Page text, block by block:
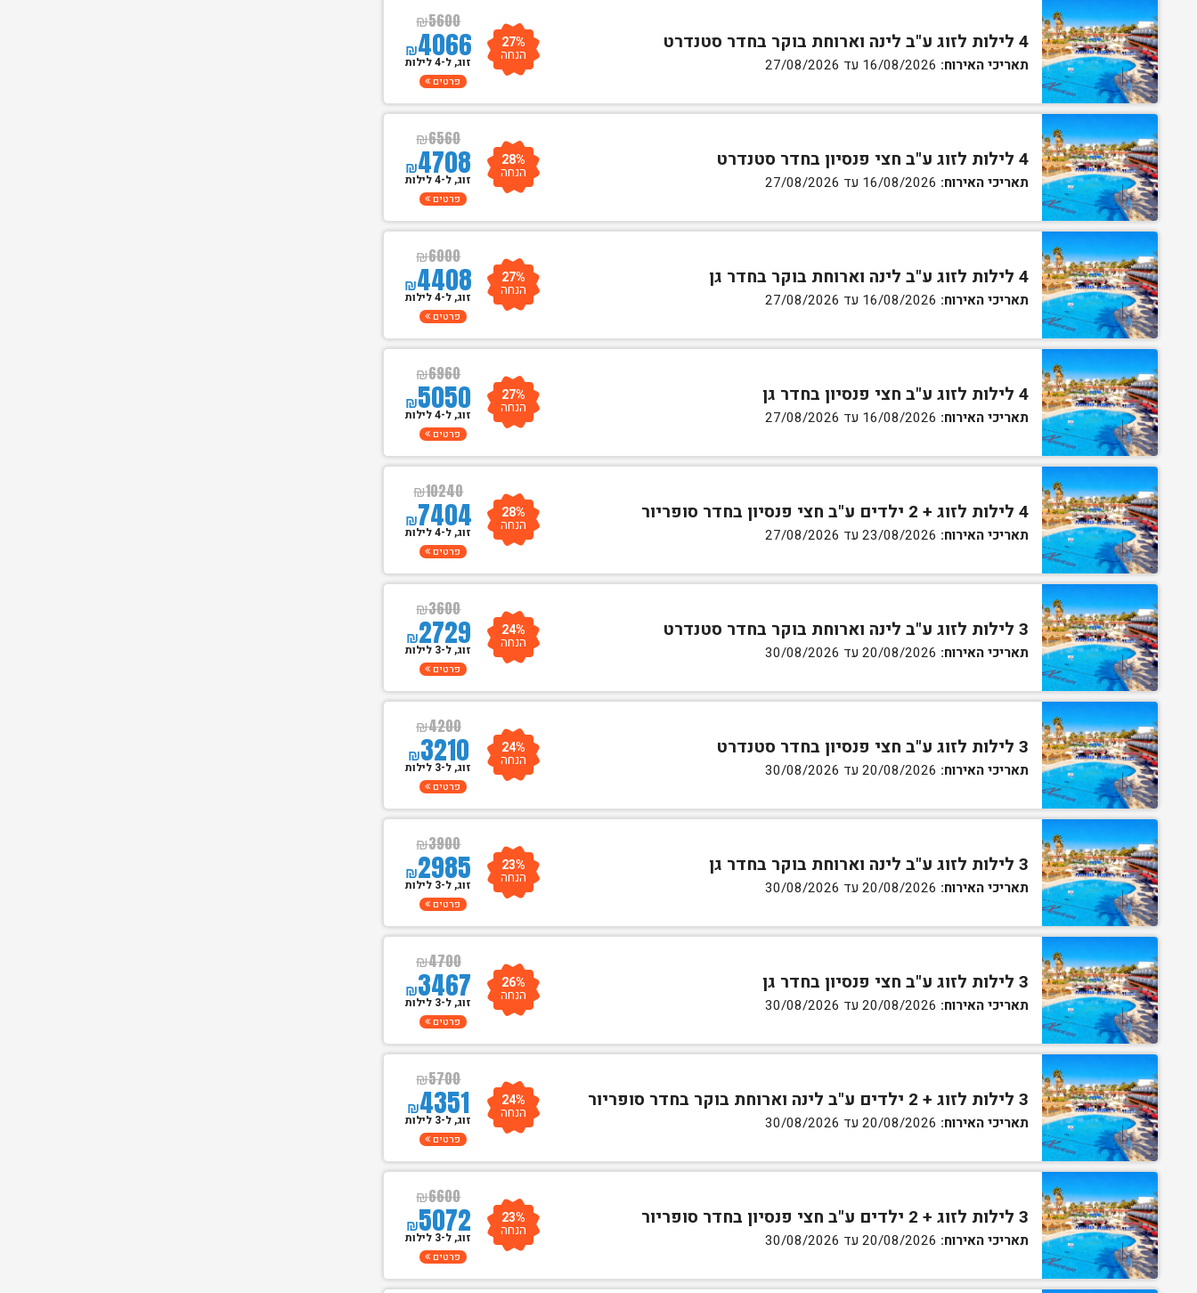
4 לילות לזוג ע"ב לינה וארוחת בוקר בחדר סטנדרט
תאריכי האירוח:
₪5600
₪4066 27%
הנחה זוג, ל-4 לילות
פרטים
4 לילות לזוג ע"ב חצי פנסיון בחדר סטנדרט
תאריכי האירוח:
₪6560
₪4708 28%
הנחה זוג, ל-4 לילות
פרטים
4 לילות לזוג ע"ב לינה וארוחת בוקר בחדר גן
תאריכי האירוח:
₪6000
₪4408 27%
הנחה זוג, ל-4 לילות
פרטים
4 לילות לזוג ע"ב חצי פנסיון בחדר גן
תאריכי האירוח:
₪6960
₪5050 27%
הנחה זוג, ל-4 לילות
פרטים
4 לילות לזוג + 2 ילדים ע"ב חצי פנסיון בחדר סופריור
תאריכי האירוח:
₪10240
₪7404 28%
הנחה זוג, ל-4 לילות
פרטים
3 לילות לזוג ע"ב לינה וארוחת בוקר בחדר סטנדרט
תאריכי האירוח:
₪3600
₪2729 24%
הנחה זוג, ל-3 לילות
פרטים
3 לילות לזוג ע"ב חצי פנסיון בחדר סטנדרט
תאריכי האירוח:
₪4200
₪3210 24%
הנחה זוג, ל-3 לילות
פרטים
3 לילות לזוג ע"ב לינה וארוחת בוקר בחדר גן
תאריכי האירוח:
₪3900
₪2985 23%
הנחה זוג, ל-3 לילות
פרטים
3 לילות לזוג ע"ב חצי פנסיון בחדר גן
תאריכי האירוח:
₪4700
₪3467 26%
הנחה זוג, ל-3 לילות
פרטים
3 לילות לזוג + 2 ילדים ע"ב לינה וארוחת בוקר בחדר סופריור
תאריכי האירוח:
₪5700
₪4351 24%
הנחה זוג, ל-3 לילות
פרטים
3 לילות לזוג + 2 ילדים ע"ב חצי פנסיון בחדר סופריור
תאריכי האירוח:
₪6600
₪5072 23%
הנחה זוג, ל-3 לילות
פרטים